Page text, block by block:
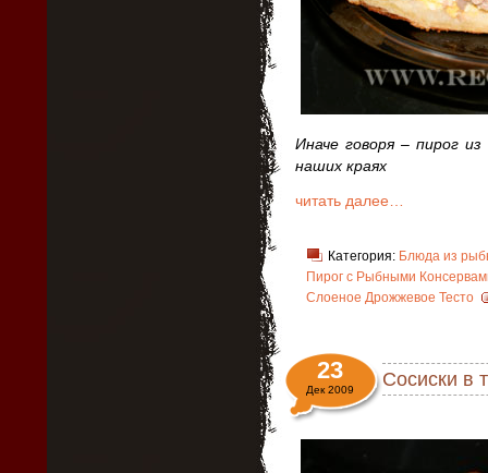
Иначе говоря – пирог
наших краях
читать далее…
Категория: Блюда из
Пирог с Рыбными
Слоеное Дрожжевое Тесто
Сосиски в
23
Дек 2009